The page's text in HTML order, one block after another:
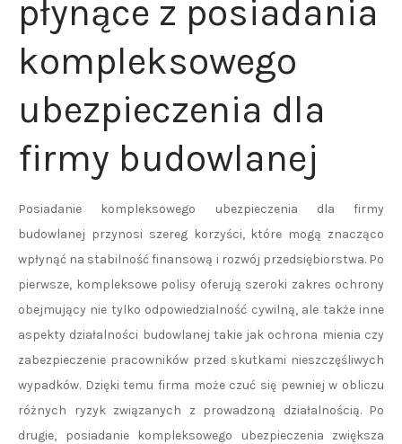
płynące z posiadania
kompleksowego
ubezpieczenia dla
firmy budowlanej
Posiadanie kompleksowego ubezpieczenia dla firmy
budowlanej przynosi szereg korzyści, które mogą znacząco
wpłynąć na stabilność finansową i rozwój przedsiębiorstwa. Po
pierwsze, kompleksowe polisy oferują szeroki zakres ochrony
obejmujący nie tylko odpowiedzialność cywilną, ale także inne
aspekty działalności budowlanej takie jak ochrona mienia czy
zabezpieczenie pracowników przed skutkami nieszczęśliwych
wypadków. Dzięki temu firma może czuć się pewniej w obliczu
różnych ryzyk związanych z prowadzoną działalnością. Po
drugie, posiadanie kompleksowego ubezpieczenia zwiększa